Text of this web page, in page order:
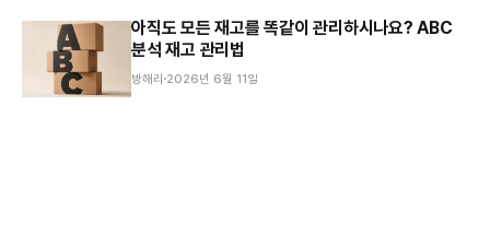
아직도 모든 재고를 똑같이 관리하시나요? ABC
분석 재고 관리법
방해리 2026년 6월 11일